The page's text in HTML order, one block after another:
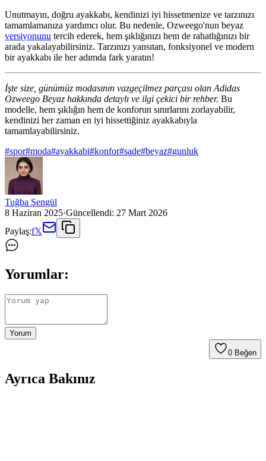
Unutmayın, doğru ayakkabı, kendinizi iyi hissetmenize ve tarzınızı
tamamlamanıza yardımcı olur. Bu nedenle, Ozweego'nun beyaz
versiyonunu tercih ederek, hem şıklığınızı hem de rahatlığınızı bir
arada yakalayabilirsiniz. Tarzınızı yansıtan, fonksiyonel ve modern
bir ayakkabı ile her adımda fark yaratın!
İşte size, günümüz modasının vazgeçilmez parçası olan Adidas
Ozweego Beyaz hakkında detaylı ve ilgi çekici bir rehber. Bu
modelle, hem şıklığın hem de konforun sınırlarını zorlayabilir,
kendinizi her zaman en iyi hissettiğiniz ayakkabıyla
tamamlayabilirsiniz.
#spor#moda#ayakkabi#konfor#sade#beyaz#gunluk
Tuğba Şengül
8 Haziran 2025·Güncellendi: 27 Mart 2026
Paylaş:f𝕏
Yorumlar:
Yorum
0 Beğen
Ayrıca Bakınız